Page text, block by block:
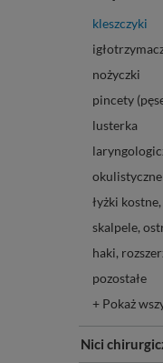
kleszczyki
nożyczki
pincety
lusterka
okulistyczne
łyżki
skalpele,
haki,
pozostałe
+ Pokaż
Nici